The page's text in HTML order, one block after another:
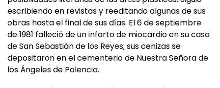
escribiendo en revistas y reeditando algunas de sus
obras hasta el final de sus días. El 6 de septiembre
de 1981 falleció de un infarto de miocardio en su casa
de San Sebastián de los Reyes; sus cenizas se
depositaron en el cementerio de Nuestra Señora de
los Ángeles de Palencia.